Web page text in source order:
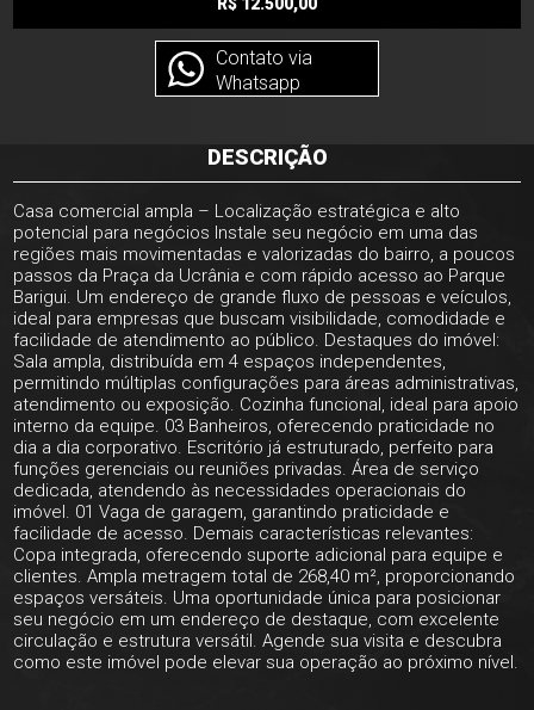
Contato via
Whatsapp
DESCRIÇÃO
Casa comercial ampla – Localização estratégica e alto
potencial para negócios Instale seu negócio em uma das
regiões mais movimentadas e valorizadas do bairro, a poucos
passos da Praça da Ucrânia e com rápido acesso ao Parque
Barigui. Um endereço de grande fluxo de pessoas e veículos,
ideal para empresas que buscam visibilidade, comodidade e
facilidade de atendimento ao público. Destaques do imóvel:
Sala ampla, distribuída em 4 espaços independentes,
permitindo múltiplas configurações para áreas administrativas,
atendimento ou exposição. Cozinha funcional, ideal para apoio
interno da equipe. 03 Banheiros, oferecendo praticidade no
dia a dia corporativo. Escritório já estruturado, perfeito para
funções gerenciais ou reuniões privadas. Área de serviço
dedicada, atendendo às necessidades operacionais do
imóvel. 01 Vaga de garagem, garantindo praticidade e
facilidade de acesso. Demais características relevantes:
Copa integrada, oferecendo suporte adicional para equipe e
clientes. Ampla metragem total de 268,40 m², proporcionando
espaços versáteis. Uma oportunidade única para posicionar
seu negócio em um endereço de destaque, com excelente
circulação e estrutura versátil. Agende sua visita e descubra
como este imóvel pode elevar sua operação ao próximo nível.